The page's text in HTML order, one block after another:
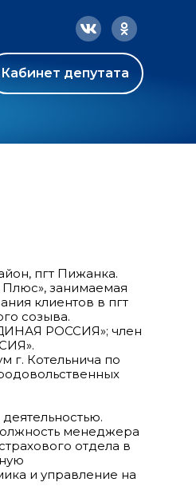
Кабинет депутата
пгт Пижанка.
занимаемая
клиентов в пгт
созыва.
РОССИЯ»; член
г. Котельнича по
менеджера
отдела в
и управление на